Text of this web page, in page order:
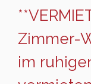
Zimmer-
im